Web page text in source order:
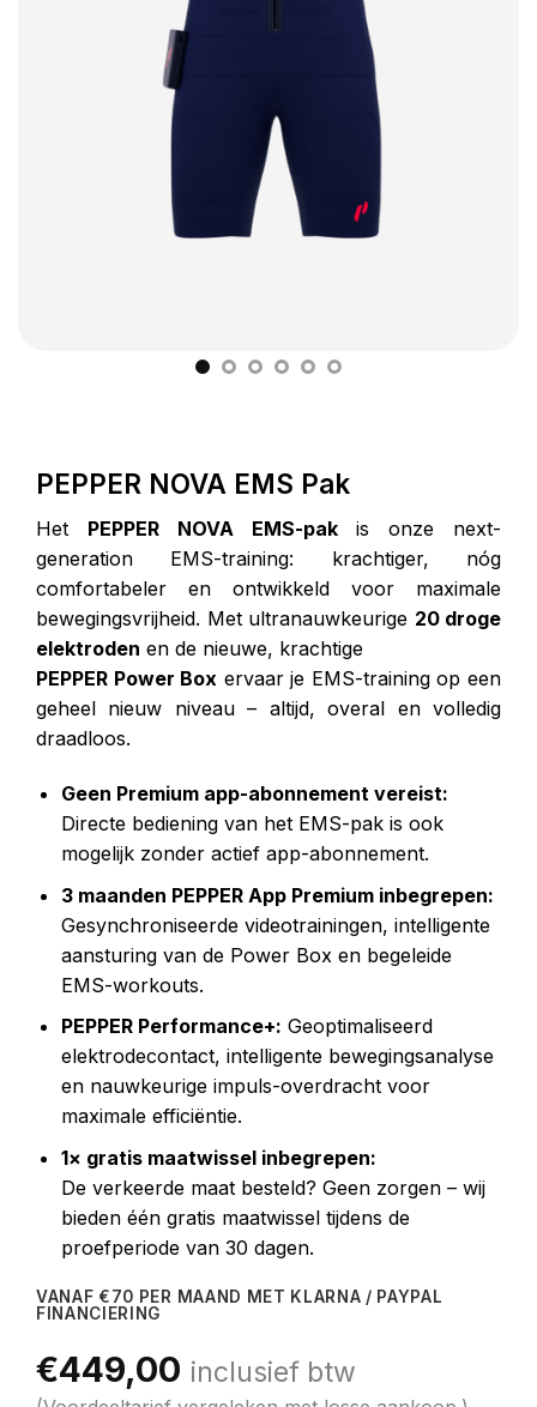
PEPPER NOVA EMS Pak
Het PEPPER NOVA EMS-pakis onze next-
generation EMS-training: krachtiger, nóg
comfortabeler en ontwikkeld voor maximale
bewegingsvrijheid. Met ultranauwkeurige 20 droge
elektroden en de nieuwe, krachtige
PEPPER Power Box ervaar je EMS-training op een
geheel nieuw niveau – altijd, overal en volledig
draadloos.
Geen Premium app-abonnement vereist:
Directe bediening van het EMS-pak is ook
mogelijk zonder actief app-abonnement.
3 maanden PEPPER App Premium inbegrepen:
Gesynchroniseerde videotrainingen, intelligente
aansturing van de Power Box en begeleide
EMS-workouts.
PEPPER Performance+: Geoptimaliseerd
elektrodecontact, intelligente bewegingsanalyse
en nauwkeurige impuls-overdracht voor
maximale efficiëntie.
1× gratis maatwissel inbegrepen:
De verkeerde maat besteld? Geen zorgen – wij
bieden één gratis maatwissel tijdens de
proefperiode van 30 dagen.
VANAF €70 PER MAAND MET KLARNA / PAYPAL
FINANCIERING
€449,00 inclusief btw